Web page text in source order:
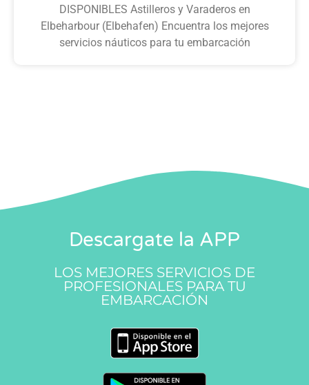
DISPONIBLES Astilleros y Varaderos en
Elbeharbour (Elbehafen) Encuentra los mejores
servicios náuticos para tu embarcación
Descargate la APP
LOS MEJORES SERVICIOS DE
PROFESIONALES PARA TU
EMBARCACIÓN